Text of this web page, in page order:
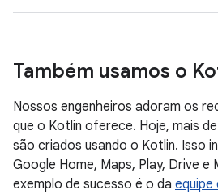
Também usamos o
Nossos engenheiros adoram os
que o Kotlin oferece. Hoje, mais
são criados usando o Kotlin. Isso
Google Home, Maps, Play, Drive e
exemplo de sucesso é o da equipe